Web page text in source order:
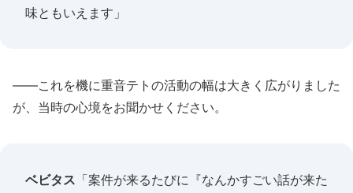
味ともいえます」
――これを機に重音テトの活動の幅は大きく広がりました
が、当時の心境をお聞かせください。
ベビタス 「案件が来るたびに『なんかすごい話が来た